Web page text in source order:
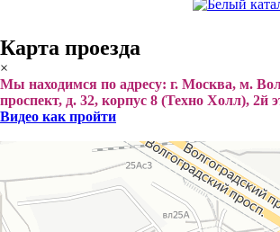
Карта проезда
×
Мы находимся по адресу: г. Москва, м.
проспект, д. 32, корпус 8 (Техно Холл), 2й
Видео как пройти